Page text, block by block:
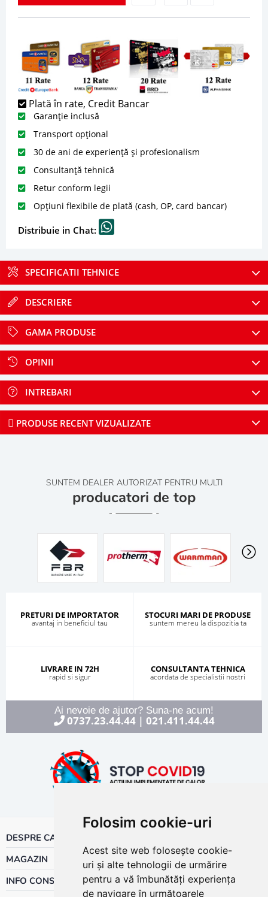
Folosim cookie-uri
Acest site web folosește cookie-
uri și alte tehnologii de urmărire
pentru a vă îmbunătăți experiența
de navigare în următoarele
Plată în rate, Credit Bancar
Garanție inclusă
Transport opțional
30 de ani de experiență și profesionalism
Consultanță tehnică
Retur conform legii
Opțiuni flexibile de plată (cash, OP, card bancar)
Distribuie in Chat:
SPECIFICATII TEHNICE
DESCRIERE
GAMA PRODUSE
OPINII
INTREBARI
PRODUSE RECENT VIZUALIZATE
SUNTEM DEALER AUTORIZAT PENTRU MULTI
producatori de top
PRETURI DE IMPORTATOR
avantaj in beneficiul tau
STOCURI MARI DE PRODUSE
suntem mereu la dispozitia ta
LIVRARE IN 72H
rapid si sigur
CONSULTANTA TEHNICA
acordata de specialistii nostri
Ai nevoie de ajutor? Suna-ne acum!
0737.23.44.44| 021.411.44.44
DESPRE CALOR
MAGAZIN
INFO CONSUMATOR